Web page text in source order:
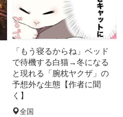
「もう寝るからね」ベッド
で待機する白猫→冬になる
と現れる「腕枕ヤクザ」の
予想外な生態【作者に聞
く】
全国